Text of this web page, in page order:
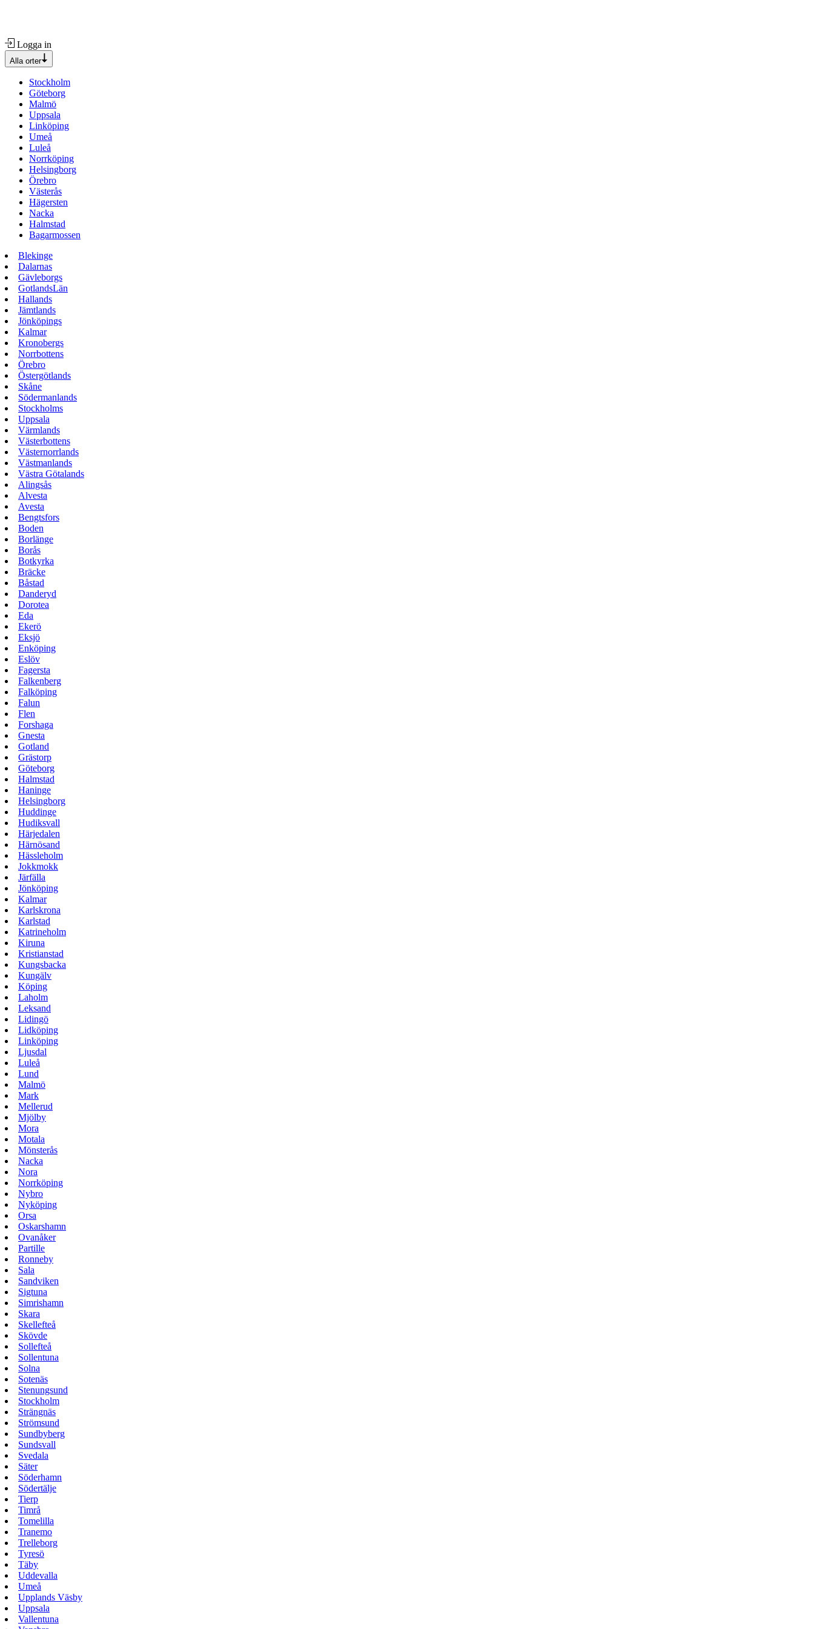
Logga in
Alla orter
Stockholm
Göteborg
Malmö
Uppsala
Linköping
Umeå
Luleå
Norrköping
Helsingborg
Örebro
Västerås
Hägersten
Nacka
Halmstad
Bagarmossen
Blekinge
Dalarnas
Gävleborgs
GotlandsLän
Hallands
Jämtlands
Jönköpings
Kalmar
Kronobergs
Norrbottens
Örebro
Östergötlands
Skåne
Södermanlands
Stockholms
Uppsala
Värmlands
Västerbottens
Västernorrlands
Västmanlands
Västra Götalands
Alingsås
Alvesta
Avesta
Bengtsfors
Boden
Borlänge
Borås
Botkyrka
Bräcke
Båstad
Danderyd
Dorotea
Eda
Ekerö
Eksjö
Enköping
Eslöv
Fagersta
Falkenberg
Falköping
Falun
Flen
Forshaga
Gnesta
Gotland
Grästorp
Göteborg
Halmstad
Haninge
Helsingborg
Huddinge
Hudiksvall
Härjedalen
Härnösand
Hässleholm
Jokkmokk
Järfälla
Jönköping
Kalmar
Karlskrona
Karlstad
Katrineholm
Kiruna
Kristianstad
Kungsbacka
Kungälv
Köping
Laholm
Leksand
Lidingö
Lidköping
Linköping
Ljusdal
Luleå
Lund
Malmö
Mark
Mellerud
Mjölby
Mora
Motala
Mönsterås
Nacka
Nora
Norrköping
Nybro
Nyköping
Orsa
Oskarshamn
Ovanåker
Partille
Ronneby
Sala
Sandviken
Sigtuna
Simrishamn
Skara
Skellefteå
Skövde
Sollefteå
Sollentuna
Solna
Sotenäs
Stenungsund
Stockholm
Strängnäs
Strömsund
Sundbyberg
Sundsvall
Svedala
Säter
Söderhamn
Södertälje
Tierp
Timrå
Tomelilla
Tranemo
Trelleborg
Tyresö
Täby
Uddevalla
Umeå
Upplands Väsby
Uppsala
Vallentuna